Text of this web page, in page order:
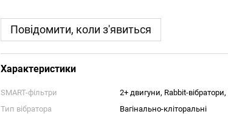
Повідомити, коли з'явиться
Характеристики
SMART-фільтри
2+ двигуни, Rabbit-вібратори,
Тип вібратора
Вагінально-кліторальні